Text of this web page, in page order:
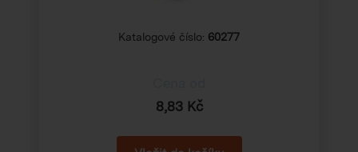
Katalogové číslo: 60277
8,83 Kč